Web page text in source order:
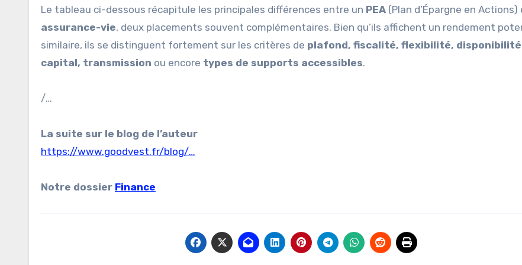
Le tableau ci-dessous récapitule les principales différences entre un PEA (Plan d’Épargne en Actions)
assurance-vie, deux placements souvent complémentaires. Bien qu’ils affichent un rendement
similaire, ils se distinguent fortement sur les critères de plafond, fiscalité, flexibilité, disponibilité
capital, transmission ou encore types de supports accessibles.
/…
La suite sur le blog de l’auteur
https://www.goodvest.fr/blog/…
Notre dossier Finance